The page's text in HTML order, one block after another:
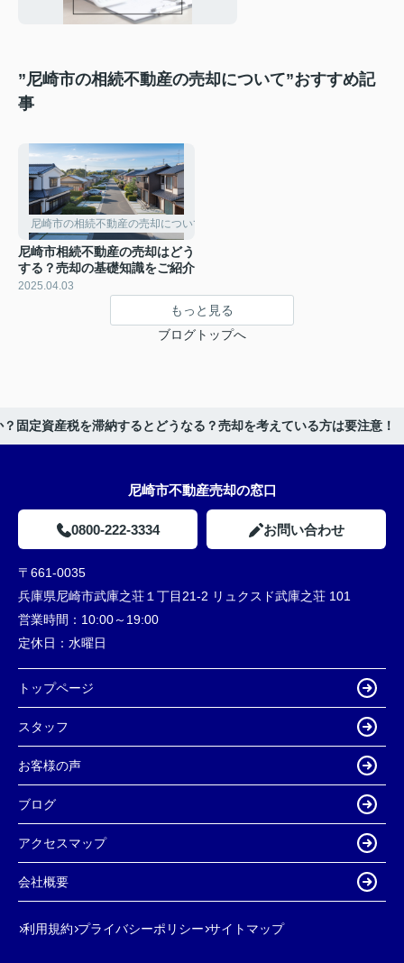
”尼崎市の相続不動産の売却について”おすすめ記
事
尼崎市の相続不動産の売却について
尼崎市相続不動産の売却はどう
する？売却の基礎知識をご紹介
2025.04.03
もっと見る
ブログトップへ
固定資産税を滞納するとどうなる？売却を考えている方は要注意！
尼崎市不動産売却の窓口
0800-222-3334 お問い合わせ
〒661-0035
兵庫県尼崎市武庫之荘１丁目21-2 リュクスド武庫之荘 101
営業時間： 10:00～19:00
定休日： 水曜日
トップページ
スタッフ
お客様の声
ブログ
アクセスマップ
会社概要
利用規約 プライバシーポリシー サイトマップ